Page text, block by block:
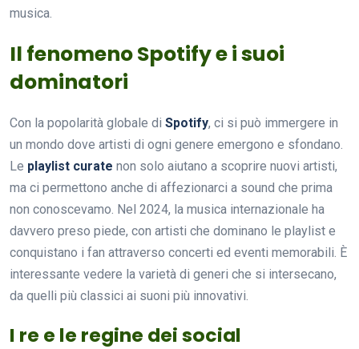
musica.
Il fenomeno Spotify e i suoi
dominatori
Con la popolarità globale di Spotify, ci si può immergere in
un mondo dove artisti di ogni genere emergono e sfondano.
Le playlist curate non solo aiutano a scoprire nuovi artisti,
ma ci permettono anche di affezionarci a sound che prima
non conoscevamo. Nel 2024, la musica internazionale ha
davvero preso piede, con artisti che dominano le playlist e
conquistano i fan attraverso concerti ed eventi memorabili. È
interessante vedere la varietà di generi che si intersecano,
da quelli più classici ai suoni più innovativi.
I re e le regine dei social